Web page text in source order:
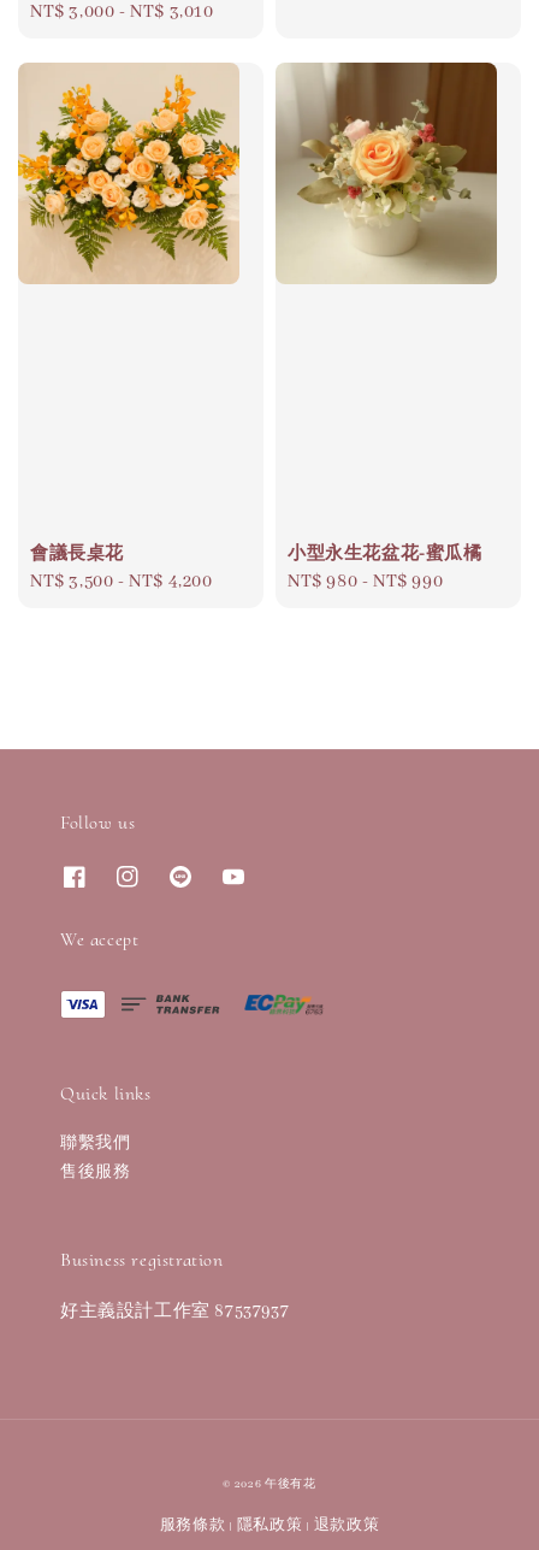
Regular
NT$ 3,000 -NT$ 3,010
會議長桌花
Regular
NT$ 3,500 -NT$ 4,200
小型永生花盆花-蜜瓜橘
Regular
NT$ 980 -NT$ 990
Follow us
We accept
Quick links
聯繫我們
售後服務
Business registration
好主義設計工作室 87537937
© 2026 午後有花
服務條款 | 隱私政策 | 退款政策